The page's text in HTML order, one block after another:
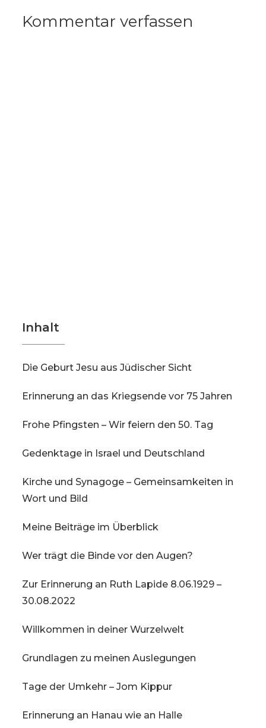
Kommentar verfassen
Inhalt
Die Geburt Jesu aus Jüdischer Sicht
Erinnerung an das Kriegsende vor 75 Jahren
Frohe Pfingsten – Wir feiern den 50. Tag
Gedenktage in Israel und Deutschland
Kirche und Synagoge – Gemeinsamkeiten in
Wort und Bild
Meine Beiträge im Überblick
Wer trägt die Binde vor den Augen?
Zur Erinnerung an Ruth Lapide 8.06.1929 –
30.08.2022
Willkommen in deiner Wurzelwelt
Grundlagen zu meinen Auslegungen
Tage der Umkehr – Jom Kippur
Erinnerung an Hanau wie an Halle